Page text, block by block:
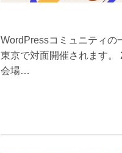
WordPressコミュニティの
東京で対面開催されます。
会場…